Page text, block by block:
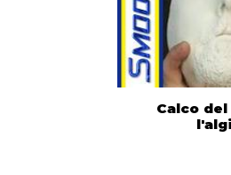
Calco